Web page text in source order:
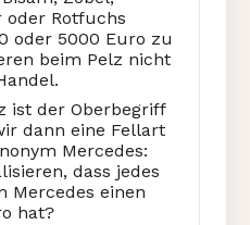
oder Rotfuchs
oder 5000 Euro zu
beim Pelz nicht
ist der Oberbegriff
dann eine Fellart
Mercedes:
dass jedes
Mercedes einen
hat?